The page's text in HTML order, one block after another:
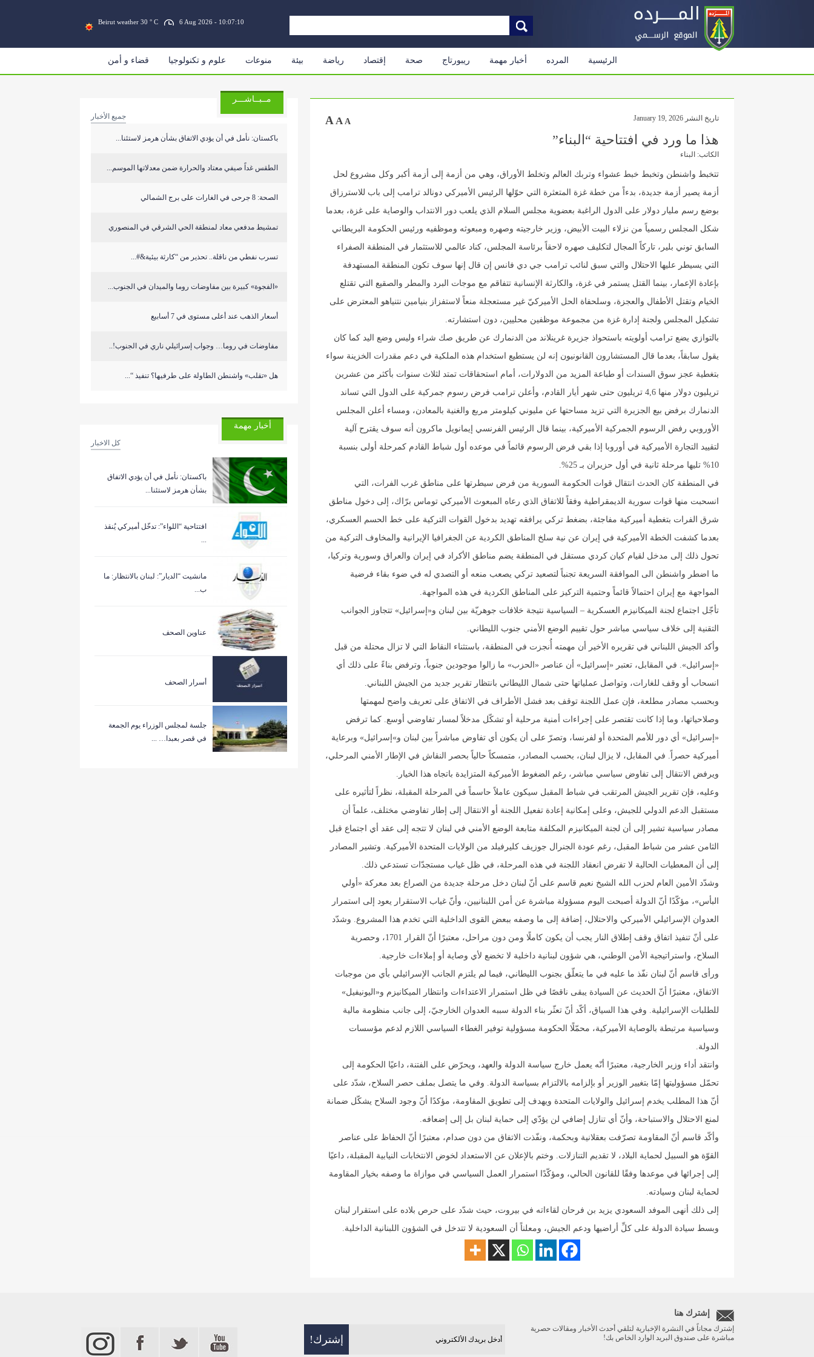
Beirut weather 30 ° C 6 Aug 2026 - 10:07:10
الرئيسية المرده أخبار مهمة ريبورتاج صحة إقتصاد رياضة بيئة منوعات علوم و تكنولوجيا قضاء و أمن
تاريخ النشر January 19, 2026 A A A
هذا ما ورد في افتتاحية “البناء”
الكاتب: البناء
تتخبط واشنطن وتخبط خبط عشواء وتربك العالم وتخلط الأوراق، وهي من أزمة إلى أزمة أكبر وكل مشروع لحل
أزمة يصير أزمة جديدة، بدءاً من خطة غزة المتعثرة التي حوّلها الرئيس الأميركي دونالد ترامب إلى باب للاسترزاق
بوضع رسم مليار دولار على الدول الراغبة بعضوية مجلس السلام الذي يلعب دور الانتداب والوصاية على غزة، بعدما
شكل المجلس رسمياً من نزلاء البيت الأبيض، وزير خارجيته وصهره ومبعوثه وموظفيه ورئيس الحكومة البريطاني
السابق توني بلير، تاركاً المجال لتكليف صهره لاحقاً برئاسة المجلس، كناد عالمي للاستثمار في المنطقة الصفراء
التي يسيطر عليها الاحتلال والتي سبق لنائب ترامب جي دي فانس إن قال إنها سوف تكون المنطقة المستهدفة
بإعادة الإعمار، بينما القتل يستمر في غزة، والكارثة الإنسانية تتفاقم مع موجات البرد والمطر والصقيع التي تقتلع
الخيام وتقتل الأطفال والعجزة، وسلحفاة الحل الأميركيّ غير مستعجلة منعاً لاستفزاز بنيامين نتنياهو المعترض على
تشكيل المجلس ولجنة إدارة غزة من مجموعة موظفين محليين، دون استشارته.
بالتوازي يضع ترامب أولويته باستحواذ جزيرة غرينلاند من الدنمارك عن طريق صك شراء وليس وضع اليد كما كان
يقول سابقاً، بعدما قال المستشارون القانونيون إنه لن يستطيع استخدام هذه الملكية في دعم مقدرات الخزينة سواء
بتغطية عجز سوق السندات أو طباعة المزيد من الدولارات، أمام استحقاقات تمتد لثلاث سنوات بأكثر من عشرين
تريليون دولار منها 4,6 تريليون حتى شهر أيار القادم، وأعلن ترامب فرض رسوم جمركية على الدول التي تساند
الدنمارك برفض بيع الجزيرة التي تزيد مساحتها عن مليوني كيلومتر مربع والغنية بالمعادن، ومساء أعلن المجلس
الأوروبي رفض الرسوم الجمركية الأميركية، بينما قال الرئيس الفرنسي إيمانويل ماكرون أنه سوف يقترح آلية
لتقييد التجارة الأميركية في أوروبا إذا بقي فرض الرسوم قائماً في موعده أول شباط القادم كمرحلة أولى بنسبة
10% تليها مرحلة ثانية في أول حزيران بـ 25%.
في المنطقة كان الحدث انتقال قوات الحكومة السورية من فرض سيطرتها على مناطق غرب الفرات، التي
انسحبت منها قوات سورية الديمقراطية وفقاً للاتفاق الذي رعاه المبعوث الأميركي توماس برّاك، إلى دخول مناطق
شرق الفرات بتغطية أميركية مفاجئة، بضغط تركي يرافقه تهديد بدخول القوات التركية على خط الحسم العسكري،
بعدما كشفت الخطة الأميركية في إيران عن نية سلخ المناطق الكردية عن الجغرافيا الإيرانية والمخاوف التركية من
تحول ذلك إلى مدخل لقيام كيان كردي مستقل في المنطقة يضم مناطق الأكراد في إيران والعراق وسورية وتركيا،
ما اضطر واشنطن الى الموافقة السريعة تجنباً لتصعيد تركي يصعب منعه أو التصدي له في ضوء بقاء فرضية
المواجهة مع إيران احتمالاً قائماً وحتمية التركيز على المناطق الكردية في هذه المواجهة.
تأجّل اجتماع لجنة الميكانيزم العسكرية – السياسية نتيجة خلافات جوهريّة بين لبنان و«إسرائيل» تتجاوز الجوانب
التقنية إلى خلاف سياسي مباشر حول تقييم الوضع الأمني جنوب الليطاني.
وأكد الجيش اللبناني في تقريره الأخير أن مهمته أُنجزت في المنطقة، باستثناء النقاط التي لا تزال محتلة من قبل
«إسرائيل». في المقابل، تعتبر «إسرائيل» أن عناصر «الحزب» ما زالوا موجودين جنوباً، وترفض بناءً على ذلك أي
انسحاب أو وقف للغارات، وتواصل عملياتها حتى شمال الليطاني بانتظار تقرير جديد من الجيش اللبناني.
وبحسب مصادر مطلعة، فإن عمل اللجنة توقف بعد فشل الأطراف في الاتفاق على تعريف واضح لمهمتها
وصلاحياتها، وما إذا كانت تقتصر على إجراءات أمنية مرحلية أو تشكّل مدخلاً لمسار تفاوضي أوسع. كما ترفض
«إسرائيل» أي دور للأمم المتحدة أو لفرنسا، وتصرّ على أن يكون أي تفاوض مباشراً بين لبنان و»إسرائيل» وبرعاية
أميركية حصراً. في المقابل، لا يزال لبنان، بحسب المصادر، متمسكاً حالياً بحصر النقاش في الإطار الأمني المرحلي،
ويرفض الانتقال إلى تفاوض سياسي مباشر، رغم الضغوط الأميركية المتزايدة باتجاه هذا الخيار.
وعليه، فإن تقرير الجيش المرتقب في شباط المقبل سيكون عاملاً حاسماً في المرحلة المقبلة، نظراً لتأثيره على
مستقبل الدعم الدولي للجيش، وعلى إمكانية إعادة تفعيل اللجنة أو الانتقال إلى إطار تفاوضي مختلف، علماً أن
مصادر سياسية تشير إلى أن لجنة الميكانيزم المكلفة متابعة الوضع الأمني في لبنان لا تتجه إلى عقد أي اجتماع قبل
الثامن عشر من شباط المقبل، رغم عودة الجنرال جوزيف كليرفيلد من الولايات المتحدة الأميركية. وتشير المصادر
إلى أن المعطيات الحالية لا تفرض انعقاد اللجنة في هذه المرحلة، في ظل غياب مستجدّات تستدعي ذلك.
وشدّد الأمين العام لحزب الله الشيخ نعيم قاسم على أنّ لبنان دخل مرحلة جديدة من الصراع بعد معركة «أولي
البأس»، مؤكّدًا أنّ الدولة أصبحت اليوم مسؤولة مباشرة عن أمن اللبنانيين، وأنّ غياب الاستقرار يعود إلى استمرار
العدوان الإسرائيلي الأميركي والاحتلال، إضافة إلى ما وصفه ببعض القوى الداخلية التي تخدم هذا المشروع. وشدّد
على أنّ تنفيذ اتفاق وقف إطلاق النار يجب أن يكون كاملًا ومن دون مراحل، معتبرًا أنّ القرار 1701، وحصرية
السلاح، واستراتيجية الأمن الوطني، هي شؤون لبنانية داخلية لا تخضع لأي وصاية أو إملاءات خارجية.
ورأى قاسم أنّ لبنان نفّذ ما عليه في ما يتعلّق بجنوب الليطاني، فيما لم يلتزم الجانب الإسرائيلي بأي من موجبات
الاتفاق، معتبرًا أنّ الحديث عن السيادة يبقى ناقصًا في ظل استمرار الاعتداءات وانتظار الميكانيزم و«اليونيفيل»
للطلبات الإسرائيلية. وفي هذا السياق، أكّد أنّ تعثّر بناء الدولة سببه العدوان الخارجيّ، إلى جانب منظومة مالية
وسياسية مرتبطة بالوصاية الأميركية، محمّلًا الحكومة مسؤولية توفير الغطاء السياسي اللازم لدعم مؤسسات
الدولة.
وانتقد أداء وزير الخارجية، معتبرًا أنّه يعمل خارج سياسة الدولة والعهد، ويحرّض على الفتنة، داعيًا الحكومة إلى
تحمّل مسؤوليتها إمّا بتغيير الوزير أو بإلزامه بالالتزام بسياسة الدولة. وفي ما يتصل بملف حصر السلاح، شدّد على
أنّ هذا المطلب يخدم إسرائيل والولايات المتحدة ويهدف إلى تطويق المقاومة، مؤكدًا أنّ وجود السلاح يشكّل ضمانة
لمنع الاحتلال والاستباحة، وأنّ أي تنازل إضافي لن يؤدّي إلى حماية لبنان بل إلى إضعافه.
وأكّد قاسم أنّ المقاومة تصرّفت بعقلانية وبحكمة، ونفّذت الاتفاق من دون صدام، معتبرًا أنّ الحفاظ على عناصر
القوّة هو السبيل لحماية البلاد، لا تقديم التنازلات. وختم بالإعلان عن الاستعداد لخوض الانتخابات النيابية المقبلة، داعيًا
إلى إجرائها في موعدها وفقًا للقانون الحالي، ومؤكّدًا استمرار العمل السياسي في موازاة ما وصفه بخيار المقاومة
لحماية لبنان وسيادته.
إلى ذلك أنهى الموفد السعودي يزيد بن فرحان لقاءاته في بيروت، حيث شدّد على حرص بلاده على استقرار لبنان
وبسط سيادة الدولة على كلِّ أراضيها ودعم الجيش، ومعلناً أن السعودية لا تتدخل في الشؤون اللبنانية الداخلية.
مــبــاشـــر
جميع الأخبار
باكستان: نأمل في أن يؤدي الاتفاق بشأن هرمز لاستئنا...
الطقس غداً صيفي معتاد والحرارة ضمن معدلاتها الموسم...
الصحة: 8 جرحى في الغارات على برج الشمالي
تمشيط مدفعي معاد لمنطقة الحي الشرقي في المنصوري
تسرب نفطي من ناقلة.. تحذير من “كارثة بيئية&#...
«الفجوة» كبيرة بين مفاوضات روما والميدان في الجنوب...
أسعار الذهب عند أعلى مستوى في 7 أسابيع
مفاوضات في روما… وجواب إسرائيلي ناري في الجنوب!..
هل «تقلب» واشنطن الطاولة على طرفيها؟ تنفيذ “...
أخبار مهمة
كل الاخبار
باكستان: نأمل في أن يؤدي الاتفاق
بشأن هرمز لاستئنا...
افتتاحية “اللواء”: تدخّل أميركي يُنقذ
...
مانشيت “الديار”: لبنان بالانتظار: ما
ب...
عناوين الصحف
أسرار الصحف
جلسة لمجلس الوزراء يوم الجمعة
في قصر بعبدا… ...
إشترك هنا
إشترك مجاناً في النشرة الإخبارية لتلقي أحدث الأخبار ومقالات حصرية
مباشرة على صندوق البريد الوارد الخاص بك!